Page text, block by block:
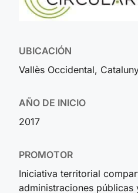
UBICACIÓN
Vallès Occidental,
AÑO DE INICIO
2017
PROMOTOR
Iniciativa territorial
administraciones públicas